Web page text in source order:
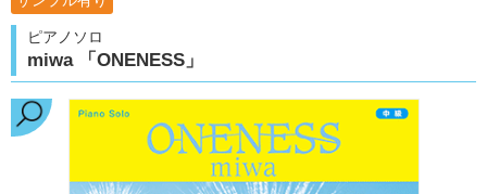
ピアノソロ
miwa 「ONENESS」